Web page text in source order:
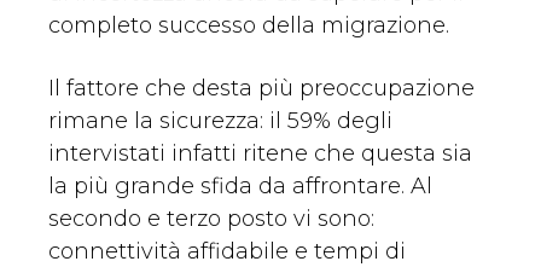
completo successo della migrazione.
Il fattore che desta più preoccupazione
rimane la sicurezza: il 59% degli
intervistati infatti ritene che questa sia
la più grande sfida da affrontare. Al
secondo e terzo posto vi sono:
connettività affidabile e tempi di